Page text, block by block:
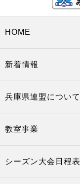
HOME
新着情報
兵庫県連盟について
教室事業
シーズン大会日程表